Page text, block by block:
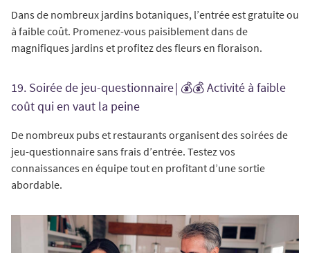
Dans de nombreux jardins botaniques, l’entrée est gratuite ou
à faible coût. Promenez-vous paisiblement dans de
magnifiques jardins et profitez des fleurs en floraison.
19. Soirée de jeu-questionnaire | 💰💰 Activité à faible
coût qui en vaut la peine
De nombreux pubs et restaurants organisent des soirées de
jeu-questionnaire sans frais d’entrée. Testez vos
connaissances en équipe tout en profitant d’une sortie
abordable.